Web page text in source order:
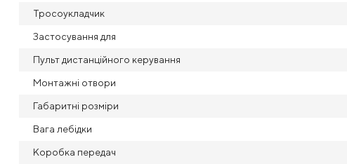
Тросоукладчик
Застосування для
Пульт дистанційного керування
Монтажні отвори
Габаритні розміри
Вага лебідки
Коробка передач